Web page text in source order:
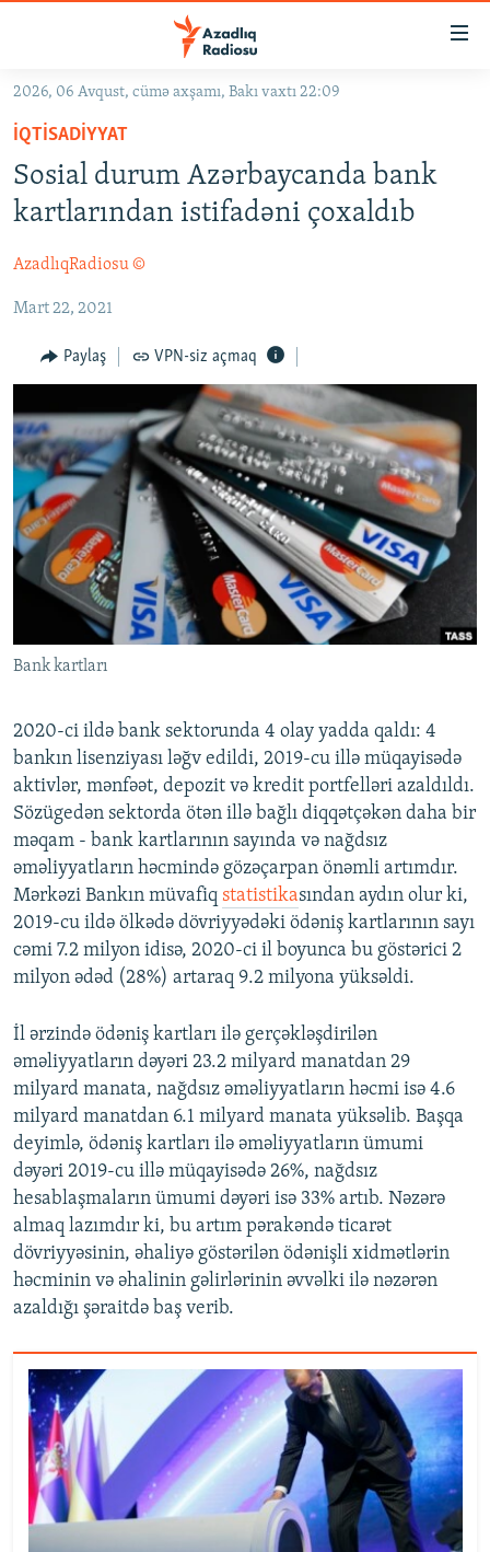
Əsas
qayıt
Əsas
naviqasiyaya
qayıt
Axtarışa
GÜNDƏM
#İZAHLA
KORRUPSIOMETR
FƏRQƏ BAX
QANUNI DOĞRU
ARAŞDIRMA
VIDEO
FOTOQALEREYA
İNFOQRAFIKA
KARIKATURA
RADIO ARXIV
OXU ZALI
AZƏRBAYCAN ƏDƏBIYYATI KITABXANASI
İSLAM VƏ DEMOKRATIYA
İZ - MƏDƏNIYYƏT PROQRAMI
HAQQIMIZDA
MISSIYAMIZ
PEŞƏ ETIKASI VƏ JURNALISTIKA STANDARTLARIMIZ
MATERIALLARIMIZDAN ISTIFADƏ
AZADLIQRADIOSU MOBIL TELEFONUNUZDA
BIZIMLƏ ƏLAQƏ
BIZI IZLƏ
RFE/RL-in bütün saytları
2026, 06 Avqust, cümə axşamı, Bakı vaxtı 22:09
İQTISADIYYAT
Sosial durum Azərbaycanda bank
kartlarından istifadəni çoxaldıb
AzadlıqRadiosu ©
Mart 22, 2021
Paylaş VPN-siz açmaq
Bank kartları
2020-ci ildə bank sektorunda 4 olay yadda qaldı: 4
bankın lisenziyası ləğv edildi, 2019-cu illə müqayisədə
aktivlər, mənfəət, depozit və kredit portfelləri azaldıldı.
Sözügedən sektorda ötən illə bağlı diqqətçəkən daha bir
məqam - bank kartlarının sayında və nağdsız
əməliyyatların həcmində gözəçarpan önəmli artımdır.
Mərkəzi Bankın müvafiq statistikasından aydın olur ki,
2019-cu ildə ölkədə dövriyyədəki ödəniş kartlarının sayı
cəmi 7.2 milyon idisə, 2020-ci il boyunca bu göstərici 2
milyon ədəd (28%) artaraq 9.2 milyona yüksəldi.
İl ərzində ödəniş kartları ilə gerçəkləşdirilən
əməliyyatların dəyəri 23.2 milyard manatdan 29
milyard manata, nağdsız əməliyyatların həcmi isə 4.6
milyard manatdan 6.1 milyard manata yüksəlib. Başqa
deyimlə, ödəniş kartları ilə əməliyyatların ümumi
dəyəri 2019-cu illə müqayisədə 26%, nağdsız
hesablaşmaların ümumi dəyəri isə 33% artıb. Nəzərə
almaq lazımdır ki, bu artım pərakəndə ticarət
dövriyyəsinin, əhaliyə göstərilən ödənişli xidmətlərin
həcminin və əhalinin gəlirlərinin əvvəlki ilə nəzərən
azaldığı şəraitdə baş verib.